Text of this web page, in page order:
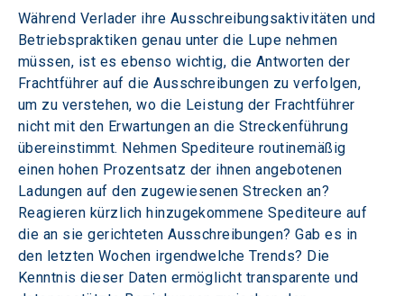
Während Verlader ihre Ausschreibungsaktivitäten und
Betriebspraktiken genau unter die Lupe nehmen
müssen, ist es ebenso wichtig, die Antworten der
Frachtführer auf die Ausschreibungen zu verfolgen,
um zu verstehen, wo die Leistung der Frachtführer
nicht mit den Erwartungen an die Streckenführung
übereinstimmt. Nehmen Spediteure routinemäßig
einen hohen Prozentsatz der ihnen angebotenen
Ladungen auf den zugewiesenen Strecken an?
Reagieren kürzlich hinzugekommene Spediteure auf
die an sie gerichteten Ausschreibungen? Gab es in
den letzten Wochen irgendwelche Trends? Die
Kenntnis dieser Daten ermöglicht transparente und